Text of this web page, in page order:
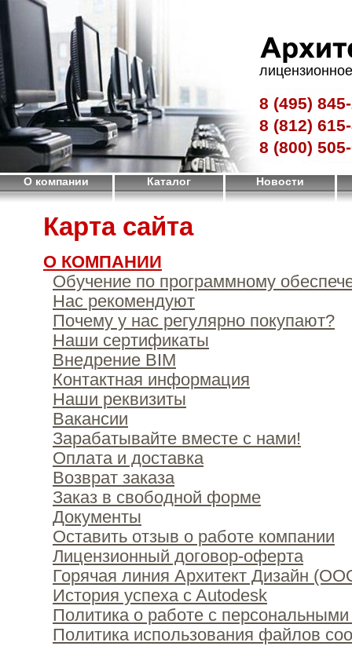
8 (495)
8 (812)
8 (800)
О компании Каталог Новости
Карта сайта
О КОМПАНИИ
Обучение по программному
Нас рекомендуют
Почему у нас регулярно покупают?
Наши сертификаты
Внедрение BIM
Контактная информация
Наши реквизиты
Вакансии
Зарабатывайте вместе с нами!
Оплата и доставка
Возврат заказа
Заказ в свободной форме
Документы
Оставить отзыв о работе компании
Лицензионный договор-оферта
Горячая линия Архитект Дизайн
История успеха c Autodesk
Политика о работе с
Политика использования файлов